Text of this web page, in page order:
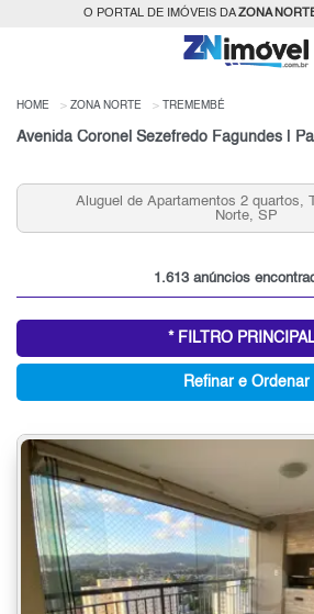
O PORTAL DE IMÓVEIS DAZONA
HOME ZONA NORTE TREMEMBÉ
Aluguel de Apartamentos 2 quartos,
Norte, SP
1.613 anúncios
* FILTRO
Refinar e Ordenar